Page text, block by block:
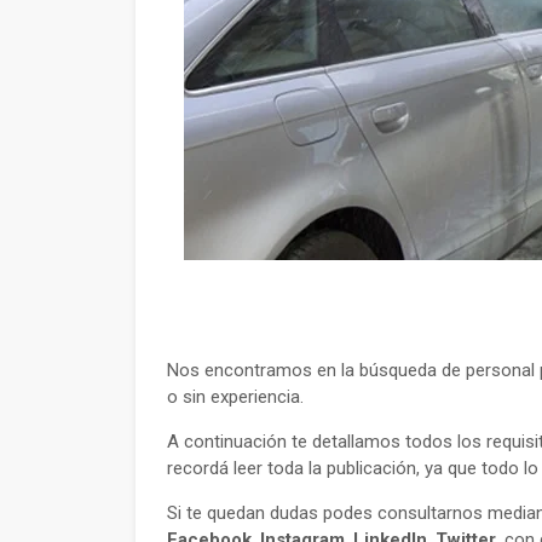
Nos encontramos en la búsqueda de
o sin experiencia.
A continuación te detallamos todos los
recordá leer toda la publicación, ya que todo
Si te quedan dudas podes consultarnos